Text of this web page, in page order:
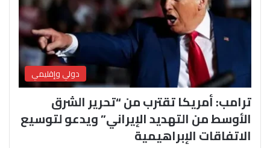
دولي وإقليمي
ترامب: أمريكا تقترب من “تحرير الشرق
الأوسط من التهديد الإيراني” ويدعو لتوسيع
الاتفاقات الإبراهيمية